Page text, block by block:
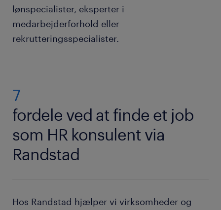
lønspecialister, eksperter i
medarbejderforhold eller
rekrutteringsspecialister.
7
fordele ved at finde et job
som HR konsulent via
Randstad
Hos Randstad hjælper vi virksomheder og